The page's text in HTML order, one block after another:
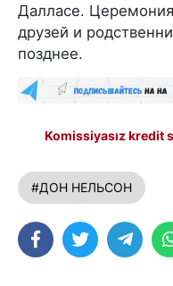
Далласе.
друзей и
позднее.
Komissiyasız kredit
#ДОН НЕЛЬСОН